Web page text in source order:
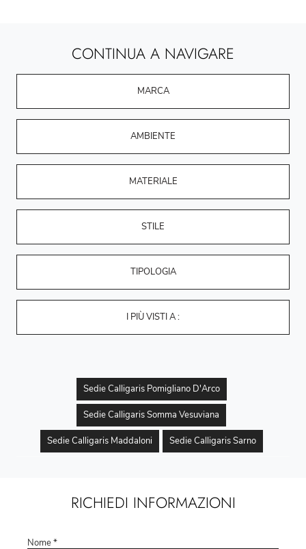
CONTINUA A NAVIGARE
MARCA
AMBIENTE
MATERIALE
STILE
TIPOLOGIA
I PIÙ VISTI A :
Sedie Calligaris Pomigliano D'Arco
Sedie Calligaris Somma Vesuviana
Sedie Calligaris Maddaloni Sedie Calligaris Sarno
RICHIEDI INFORMAZIONI